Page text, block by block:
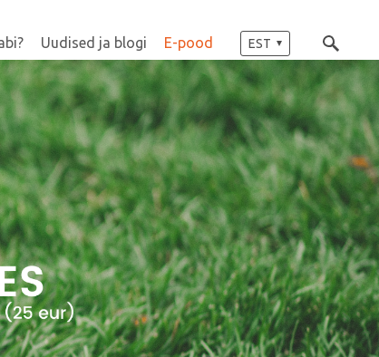
Uudised ja blogi E-pood EST